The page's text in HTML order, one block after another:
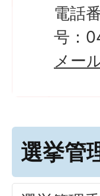
電話
号：
メー
選挙管